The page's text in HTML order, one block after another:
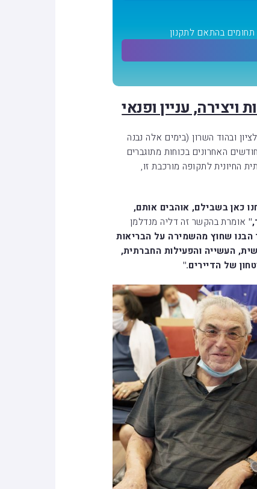
תחומים בהתאם לתקנון
עניין ופנאי
בראשון לציון ובהוד השרון (בימים אלה נבנה
האחרונים בכוחות מתוגברים
החיונית לתקופה מורכבת זו,
כאן בשבילם, אוהבים אותם,
אומרת בהקשר זה דליה מנדלמן
שחוץ מהשמירה על הבריאות
העשייה והפעילות החברתית,
של הדיירים."